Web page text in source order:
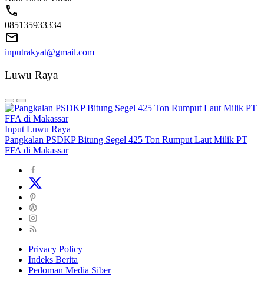
085135933334
inputrakyat@gmail.com
Luwu Raya
Input Luwu Raya
Pangkalan PSDKP Bitung Segel 425 Ton Rumput Laut Milik PT
FFA di Makassar
Privacy Policy
Indeks Berita
Pedoman Media Siber